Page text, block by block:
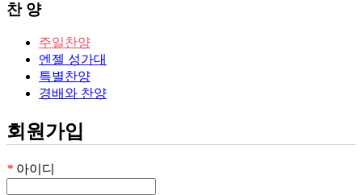
찬 양
주일찬양
엔젤 성가대
특별찬양
경배와 찬양
회원가입
* 아이디